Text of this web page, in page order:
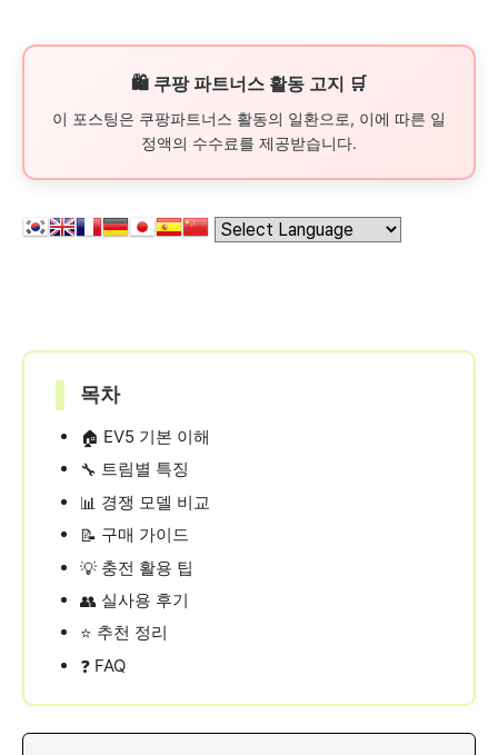
🛍️ 쿠팡 파트너스 활동 고지 🛒
이 포스팅은 쿠팡파트너스 활동의 일환으로, 이에 따른 일
정액의 수수료를 제공받습니다.
목차
🏠 EV5 기본 이해
🔧 트림별 특징
📊 경쟁 모델 비교
📝 구매 가이드
💡 충전 활용 팁
👥 실사용 후기
⭐ 추천 정리
❓ FAQ